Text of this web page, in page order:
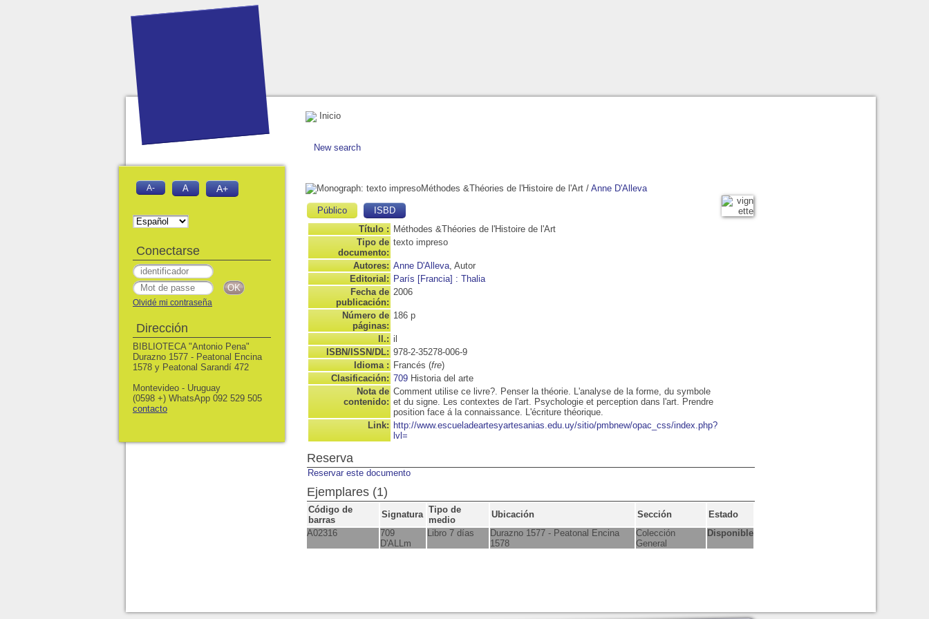
Inicio
New search
Méthodes &Théories de l'Histoire de l'Art / Anne D'Alleva
Público
ISBD
Título : Méthodes &Théories de l'Histoire de l'Art
Tipo de
documento:
texto impreso
Autores: Anne D'Alleva , Autor
Editorial: París [Francia] : Thalia
Fecha de
publicación:
2006
Número de
páginas:
186 p
Il.: il
ISBN/ISSN/DL: 978-2-35278-006-9
Idioma : Francés (fre)
Clasificación: 709 Historia del arte
Nota de
contenido:
Comment utilise ce livre?. Penser la théorie. L'analyse de la forme, du symbole
et du signe. Les contextes de l'art. Psychologie et perception dans l'art. Prendre
position face á la connaissance. L'écriture théorique.
Link: http://www.escueladeartesyartesanias.edu.uy/sitio/pmbnew/opac_css/index.php?
lvl=
Reserva
Reservar este documento
Ejemplares (1)
Código de
barras
Signatura Tipo de
medio
Ubicación Sección
Estado
A02316
709
D'ALLm
Libro 7 días
Durazno 1577 - Peatonal Encina
1578
Colección
General
Disponible
A- A A+
Conectarse
Olvidé mi contraseña
Dirección
BIBLIOTECA "Antonio Pena"
Durazno 1577 - Peatonal Encina
1578 y Peatonal Sarandí 472
Montevideo - Uruguay
(0598 +) WhatsApp 092 529 505
contacto